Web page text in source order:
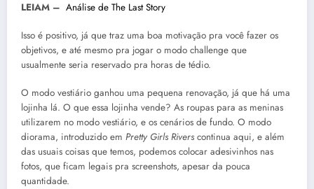
LEIAM – Análise de The Last Story
Isso é positivo, já que traz uma boa motivação pra você fazer os
objetivos, e até mesmo pra jogar o modo challenge que
usualmente seria reservado pra horas de tédio.
O modo vestiário ganhou uma pequena renovação, já que há uma
lojinha lá. O que essa lojinha vende? As roupas para as meninas
utilizarem no modo vestiário, e os cenários de fundo. O modo
diorama, introduzido em Pretty Girls Rivers continua aqui, e além
das usuais coisas que temos, podemos colocar adesivinhos nas
fotos, que ficam legais pra screenshots, apesar da pouca
quantidade.